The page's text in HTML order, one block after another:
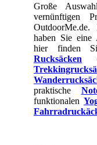
Große
haben Sie eine
hier finden
Rucksäcken –
praktische
funktionalen